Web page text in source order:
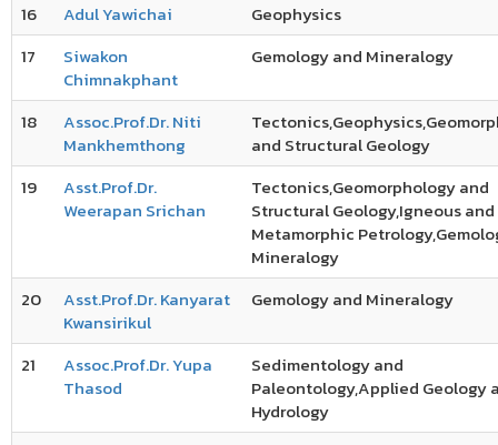
16 Adul Yawichai
Geophysics
17
Siwakon
Chimnakphant
Gemology and Mineralogy
18
Assoc.Prof.Dr. Niti
Mankhemthong
and Structural Geology
19
Asst.Prof.Dr.
Weerapan Srichan
Tectonics,Geomorphology and
Structural Geology,Igneous and
Metamorphic
Mineralogy
20
Asst.Prof.Dr. Kanyarat
Kwansirikul
Gemology and Mineralogy
21
Assoc.Prof.Dr. Yupa
Thasod
Sedimentology and
Paleontology,Applied Geology
Hydrology